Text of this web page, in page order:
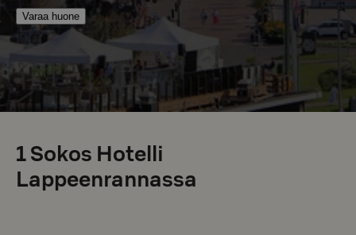
Varaa huone
1Sokos Hotelli
Lappeenrannassa